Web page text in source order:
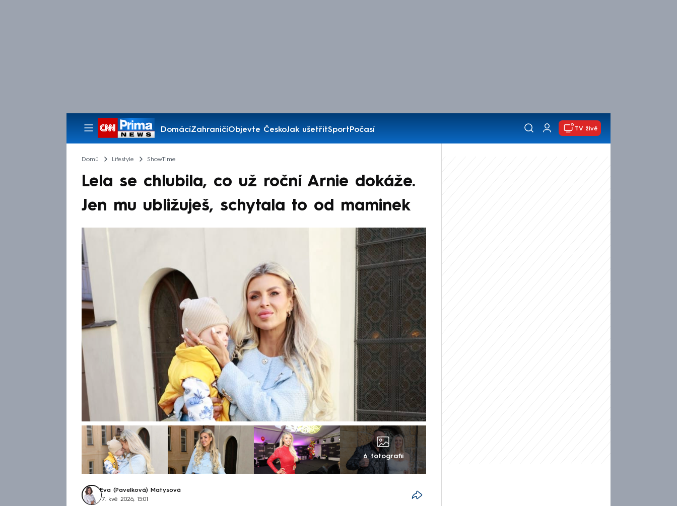
DomácíZahraničíObjevte ČeskoJak ušetřitSportPočasí
Pořady
TV živě
Domů Lifestyle ShowTime
Lela se chlubila, co už roční Arnie dokáže.
Jen mu ubližuješ, schytala to od maminek
6 fotografií
Eva (Pavelková) Matysová
17. kvě 2026, 15:01